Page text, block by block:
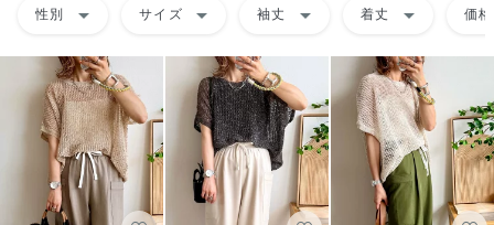
性別 arrow_drop_down サイズ arrow_drop_down 袖丈 arrow_drop_down 着丈 arrow_drop_down 価格